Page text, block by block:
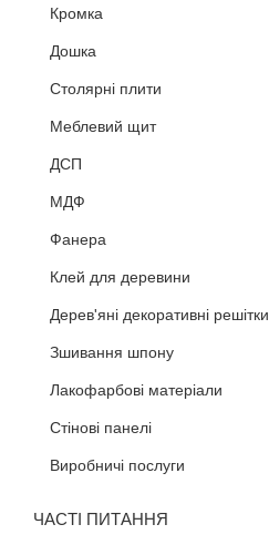
Кромка
Дошка
Столярні плити
Меблевий щит
ДСП
МДФ
Фанера
Клей для деревини
Дерев'яні декоративні решітки
Зшивання шпону
Лакофарбові матеріали
Стінові панелі
Виробничі послуги
ЧАСТІ ПИТАННЯ